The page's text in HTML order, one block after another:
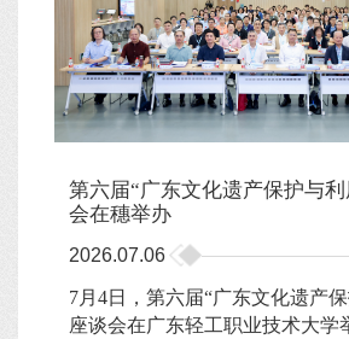
第六届“广东文化遗产保护与
会在穗举办
2026.07.06
7月4日，第六届“广东文化遗产
座谈会在广东轻工职业技术大学